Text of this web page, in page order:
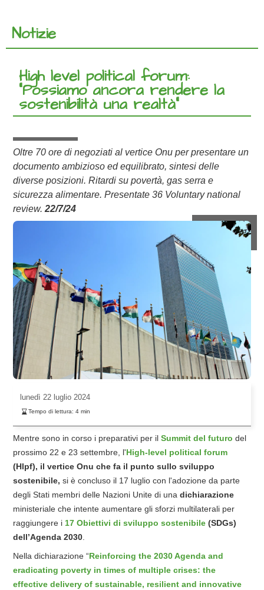
Notizie
High level political forum:
“Possiamo ancora rendere la
sostenibilità una realtà”
Oltre 70 ore di negoziati al vertice Onu per presentare un
documento ambizioso ed equilibrato, sintesi delle
diverse posizioni. Ritardi su povertà, gas serra e
sicurezza alimentare. Presentate 36 Voluntary national
review. 22/7/24
lunedì 22 luglio 2024
Tempo di lettura:4 min
Mentre sono in corso i preparativi per il Summit del futuro del
prossimo 22 e 23 settembre, l'High-level political forum
(Hlpf), il vertice Onu che fa il punto sullo sviluppo
sostenibile, si è concluso il 17 luglio con l'adozione da parte
degli Stati membri delle Nazioni Unite di una dichiarazione
ministeriale che intente aumentare gli sforzi multilaterali per
raggiungere i 17 Obiettivi di sviluppo sostenibile (SDGs)
dell’Agenda 2030.
Nella dichiarazione “Reinforcing the 2030 Agenda and
eradicating poverty in times of multiple crises: the
effective delivery of sustainable, resilient and innovative